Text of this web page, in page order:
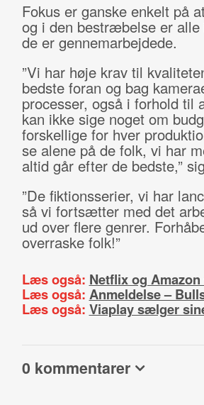
Fokus er ganske enkelt på
og i den bestræbelse er
de er gennemarbejdede.
”Vi har høje krav til
bedste foran og bag
processer, også i forhold til
kan ikke sige noget om
forskellige for hver
se alene på de folk, vi har
altid går efter de bedste,”
”De fiktionsserier, vi har
så vi fortsætter med det
ud over flere genrer.
overraske folk!”
Læs også: Netflix og
Læs også: Anmeldelse –
Læs også: Viaplay sælger
0 kommentarer